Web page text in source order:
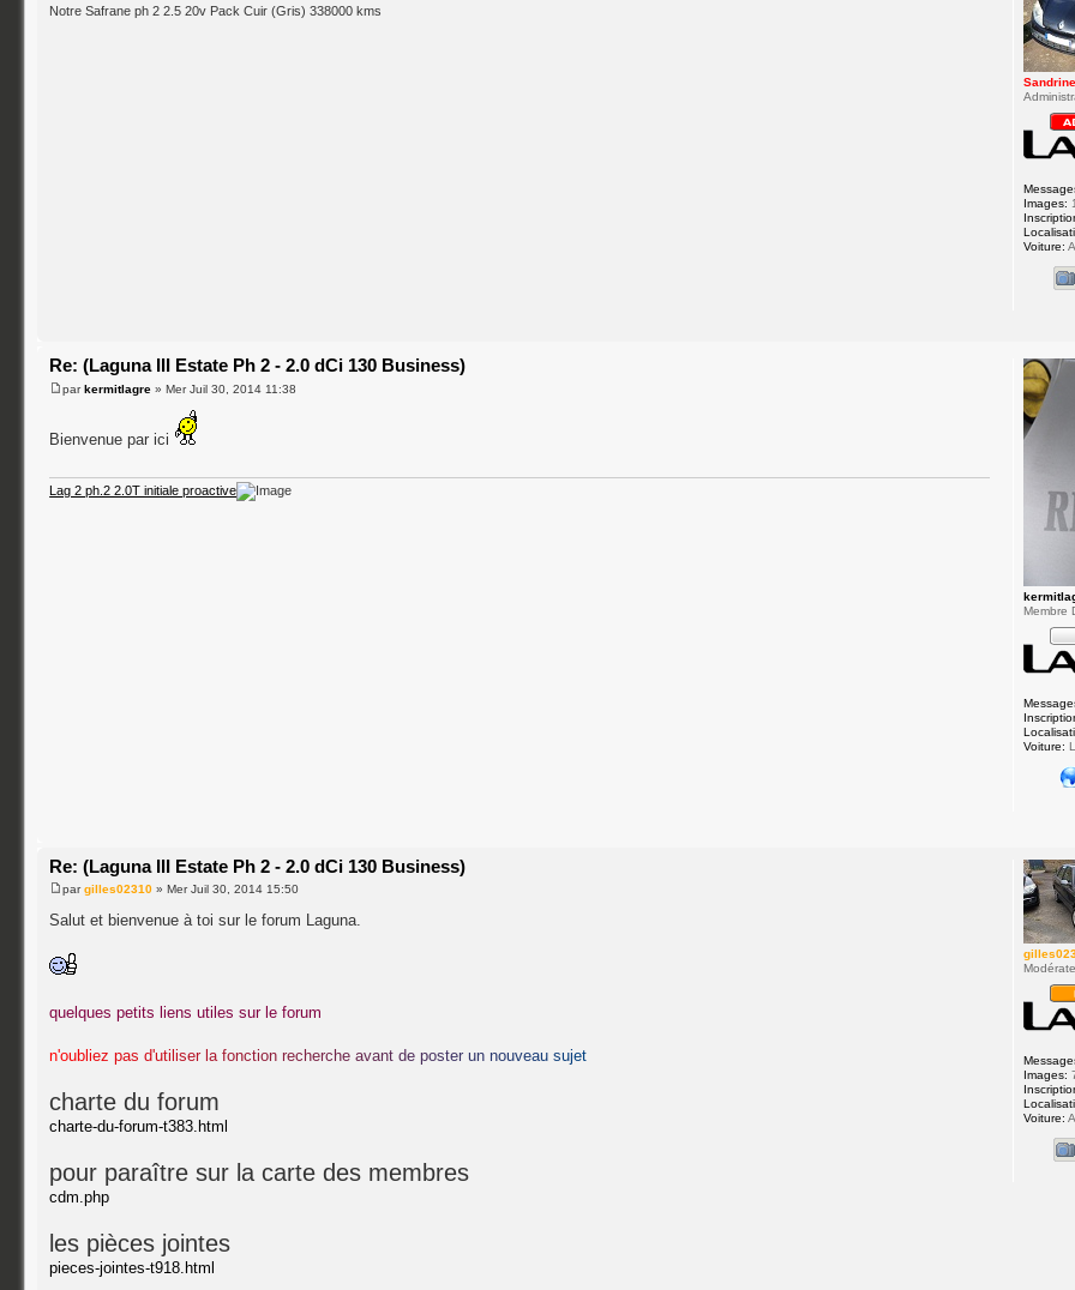
Notre Safrane ph 2 2.5 20v Pack Cuir (Gris) 338000 kms
Images:
Voiture:
Re: (Laguna III Estate Ph 2 - 2.0 dCi 130 Business)
parkermitlagre » Mer Juil 30, 2014 11:38
Bienvenue par ici
Lag 2 ph.2 2.0T initiale proactive
Membre
Voiture:
Re: (Laguna III Estate Ph 2 - 2.0 dCi 130 Business)
pargilles02310 » Mer Juil 30, 2014 15:50
Salut et bienvenue à toi sur le forum Laguna.
quelques petits liens utiles sur le forum
n'oub liez pas d'uti liser la fonction rec herc he avant de poster un nouveau sujet
charte du forum
charte-du-forum-t383.html
pour paraître sur la carte des membres
cdm.php
les pièces jointes
pieces-jointes-t918.html
Images:
Voiture: